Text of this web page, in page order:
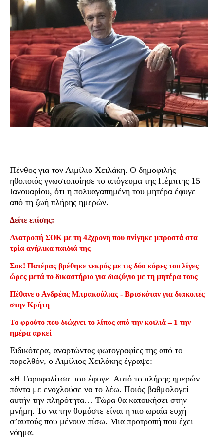
Πένθος για τον Αιμίλιο Χειλάκη. Ο δημοφιλής
ηθοποιός γνωστοποίησε το απόγευμα της Πέμπτης 15
Ιανουαρίου, ότι η πολυαγαπημένη του μητέρα έφυγε
από τη ζωή πλήρης ημερών.
Δείτε επίσης:
Ανατροπή ΣΟΚ με τη 42χρονη που πνίγηκε μπροστά στα
τρία ανήλικα παιδιά της
Σοκ! Πατέρας βρέθηκε νεκρός με τις δύο κόρες του λίγες
ώρες μετά το δικαστήριο για διαζύγιο με τη μητέρα τους
Πέθανε ο Ανδρέας Μπρακούλιας - Βρισκόταν για διακοπές
στην Κρήτη
Το φρούτο που διώχνει το λίπος από την κοιλιά – 1 την
ημέρα αρκεί
Ειδικότερα, αναρτώντας φωτογραφίες της από το
παρελθόν, ο Αιμίλιος Χειλάκης έγραψε:
«Η Γαρυφαλίτσα μου έφυγε. Αυτό το πλήρης ημερών
πάντα με ενοχλούσε να το λέω. Ποιός βαθμολογεί
αυτήν την πληρότητα… Τώρα θα κατοικήσει στην
μνήμη. Το να την θυμάστε είναι η πιο ωραία ευχή
σ’αυτούς που μένουν πίσω. Μια προτροπή που έχει
νόημα.